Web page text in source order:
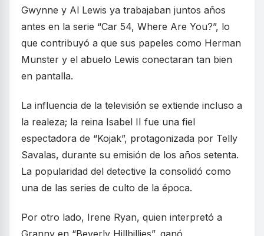
Gwynne y Al Lewis ya trabajaban juntos años
antes en la serie “Car 54, Where Are You?”, lo
que contribuyó a que sus papeles como Herman
Munster y el abuelo Lewis conectaran tan bien
en pantalla.
La influencia de la televisión se extiende incluso a
la realeza; la reina Isabel II fue una fiel
espectadora de “Kojak”, protagonizada por Telly
Savalas, durante su emisión de los años setenta.
La popularidad del detective la consolidó como
una de las series de culto de la época.
Por otro lado, Irene Ryan, quien interpretó a
Granny en “Beverly Hillbillies”, ganó